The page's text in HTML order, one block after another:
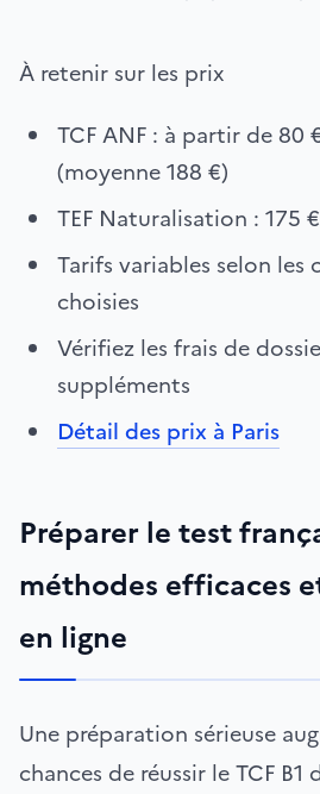
À retenir sur les prix
TCF ANF : à partir de 80
(moyenne 188 €)
TEF Naturalisation : 175 €
Tarifs variables selon les
choisies
Vérifiez les frais de
suppléments
Détail des prix à Paris
Préparer le test
méthodes efficaces
en ligne
Une préparation sérieuse
chances de réussir le TCF